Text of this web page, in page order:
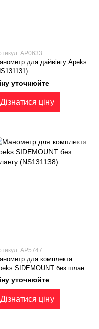
AP0633
для дайвінгу Apeks
уточнюйте
Дізнатися ціну
AP5747
для комплекта
SIDEMOUNT без шлангу
уточнюйте
Дізнатися ціну